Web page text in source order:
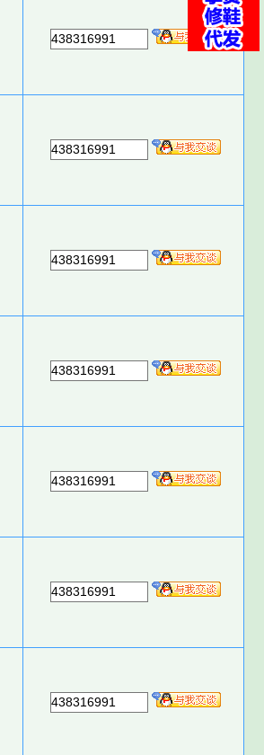
438316991
438316991
438316991
438316991
438316991
438316991
438316991